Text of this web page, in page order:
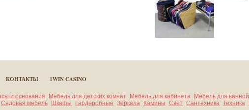
КОНТАКТЫ 1WIN CASINO
и основания Мебель для детских комнат Мебель для кабинета Мебель для ванной
Садовая мебель Шкафы Гардеробные Зеркала Камины Свет Сантехника Техника